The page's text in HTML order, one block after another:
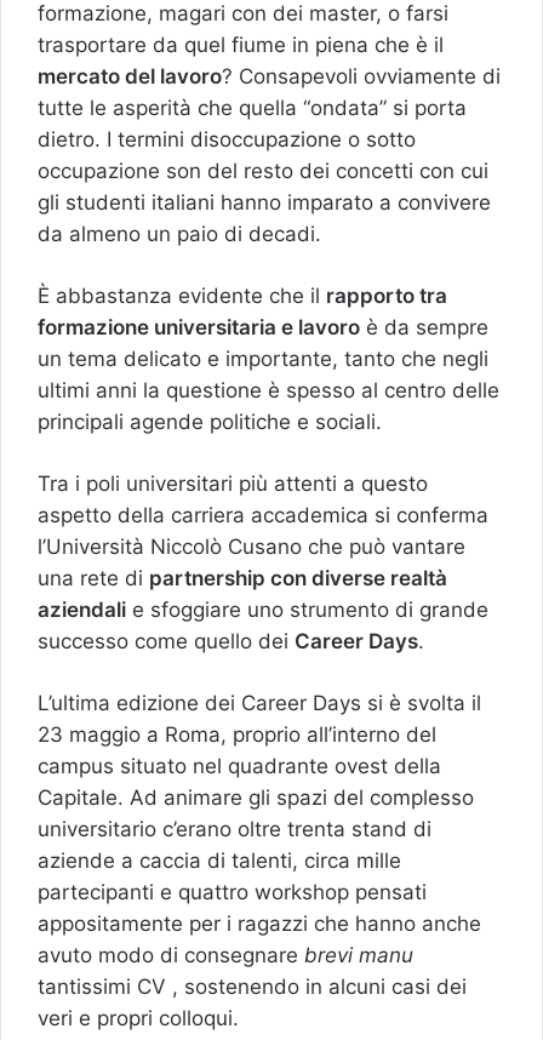
formazione, magari con dei master, o farsi
trasportare da quel fiume in piena che è il
mercato del lavoro? Consapevoli ovviamente di
tutte le asperità che quella “ondata” si porta
dietro. I termini disoccupazione o sotto
occupazione son del resto dei concetti con cui
gli studenti italiani hanno imparato a convivere
da almeno un paio di decadi.
È abbastanza evidente che il rapporto tra
formazione universitaria e lavoro è da sempre
un tema delicato e importante, tanto che negli
ultimi anni la questione è spesso al centro delle
principali agende politiche e sociali.
Tra i poli universitari più attenti a questo
aspetto della carriera accademica si conferma
l’Università Niccolò Cusano che può vantare
una rete di partnership con diverse realtà
aziendali e sfoggiare uno strumento di grande
successo come quello dei Career Days.
L’ultima edizione dei Career Days si è svolta il
23 maggio a Roma, proprio all’interno del
campus situato nel quadrante ovest della
Capitale. Ad animare gli spazi del complesso
universitario c’erano oltre trenta stand di
aziende a caccia di talenti, circa mille
partecipanti e quattro workshop pensati
appositamente per i ragazzi che hanno anche
avuto modo di consegnare brevi manu
tantissimi CV , sostenendo in alcuni casi dei
veri e propri colloqui.